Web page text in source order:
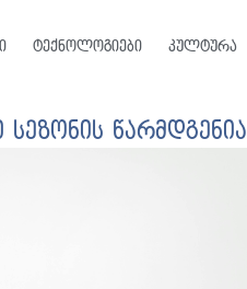
ტექნოლოგიები კულტურა
წარმდგენია